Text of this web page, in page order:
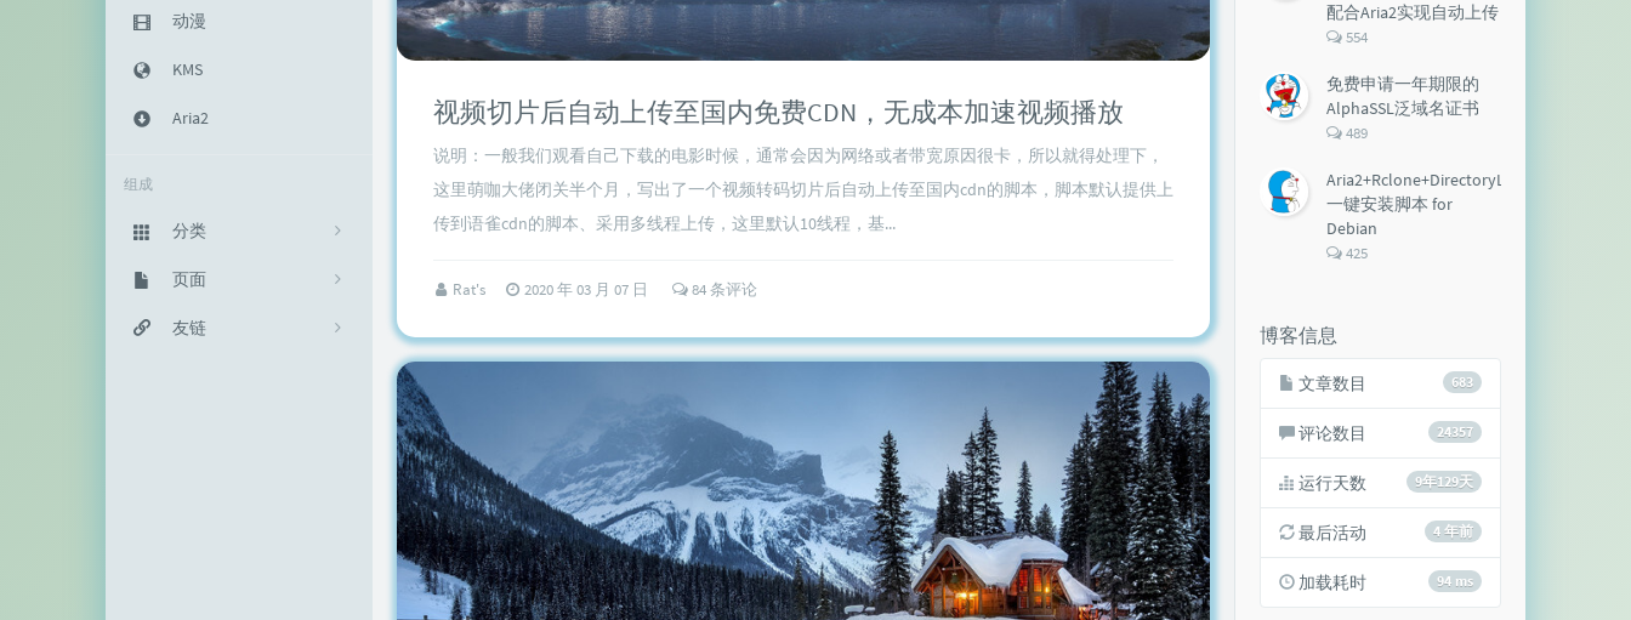
动漫
KMS
Aria2
组成
分类
333
主机教程
235
建站知识
页面
归档栏
友链
视频切片后自动上传至国内免费CDN，无成本加速视频播放
说明：一般我们观看自己下载的电影时候，通常会因为网络或者带宽原因很卡，所以就得处理下，
这里萌咖大佬闭关半个月，写出了一个视频转码切片后自动上传至国内cdn的脚本，脚本默认提供上
传到语雀cdn的脚本、采用多线程上传，这里默认10线程，基...
Rat's 2020 年 03 月 07 日 84 条评论
配合Aria2实现自动上传
评
数：
554
免费申请一年期限的
AlphaSSL泛域名证书
评
数：
489
Aria2+Rclone+DirectoryLister+Aria2Ng
一键安装脚本 for
Debian
评
425
博客信息
683
文章数目
24357
评论数目
9年129天
运行天数
4 年前
最后活动
94 ms
加载耗时